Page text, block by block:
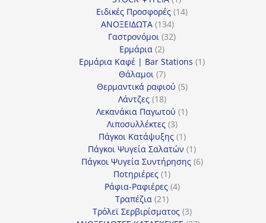
προϊόν
Ειδικές Προσφορές 1414
ΑΝΟΞΕΙΔΩΤΑ 134134
προϊόντα
Γαστρονόμοι 3232
Ερμάρια 22
προϊόντα
Ερμάρια Καφέ | Bar Stations 11
Θάλαμοι 77
προϊόντα
Θερμαντικά ραφιού 55
Λάντζες 1818
προϊόντα
Λεκανάκια Παγωτού 11
Λιποσυλλέκτες 33
προϊόντα
Πάγκοι Κατάψυξης 11
προϊόν
Πάγκοι Ψυγεία Σαλατών 11
προϊόν
Πάγκοι Ψυγεία Συντήρησης 66
Ποτηριέρες 11
προϊόν
Ράφια-Ραφιέρες 44
Τραπέζια 2121
προϊόντα
Τρόλεϊ Σερβιρίσματος 33